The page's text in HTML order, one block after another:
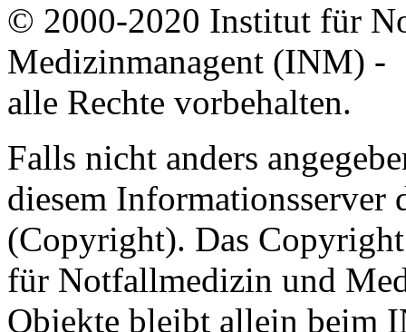
© 2000-2020 Institut für
Medizinmanagent (INM) -
alle Rechte vorbehalten.
Falls nicht anders
diesem Informationsserver
(Copyright). Das
für Notfallmedizin und
Objekte bleibt allein beim